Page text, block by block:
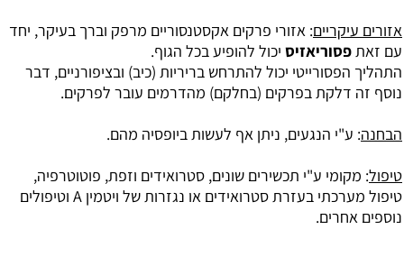
אזורים עיקריים: אזורי פרקים אקסטנסוריים מרפק וברך בעיקר, יחד
עם זאת פסוריאזיס יכול להופיע בכל הגוף.
התהליך הפסורייטי יכול להתרחש בריריות (כיב) ובציפורניים, דבר
נוסף זה דלקת בפרקים (בחלקם) מהדרמים עובר לפרקים.
הבחנה: ע"י הנגעים, ניתן אף לעשות ביופסיה מהם.
טיפול: מקומי ע"י תכשירים שונים, סטרואידים וזפת, פוטוטרפיה,
טיפול מערכתי בעזרת סטרואידים או נגזרות של ויטמין A וטיפולים
נוספים אחרים.